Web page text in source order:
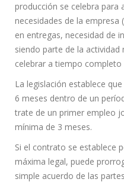
producción se celebra para
necesidades de la
en entregas, necesidad de
siendo parte de la actividad
celebrar a tiempo completo
La legislación establece
6 meses dentro de un
trate de un primer empleo
mínima de 3 meses.
Si el contrato se establece
máxima legal, puede
simple acuerdo de las